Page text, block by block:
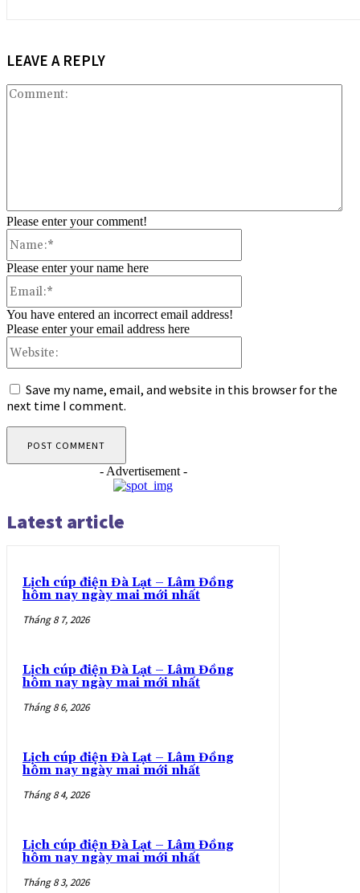
LEAVE A REPLY
Please enter your comment!
Please enter your name here
You have entered an incorrect email address!
Please enter your email address here
Save my name, email, and website in this browser for the
next time I comment.
- Advertisement -
Latest article
Lịch cúp điện Đà Lạt – Lâm Đồng
hôm nay ngày mai mới nhất
Tháng 8 7, 2026
Lịch cúp điện Đà Lạt – Lâm Đồng
hôm nay ngày mai mới nhất
Tháng 8 6, 2026
Lịch cúp điện Đà Lạt – Lâm Đồng
hôm nay ngày mai mới nhất
Tháng 8 4, 2026
Lịch cúp điện Đà Lạt – Lâm Đồng
hôm nay ngày mai mới nhất
Tháng 8 3, 2026